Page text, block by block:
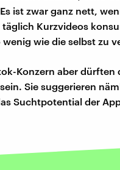
ist zwar ganz nett,
Kurzvideos
wenig wie die selbst zu
Konzern aber
Sie suggerieren
Suchtpotential der